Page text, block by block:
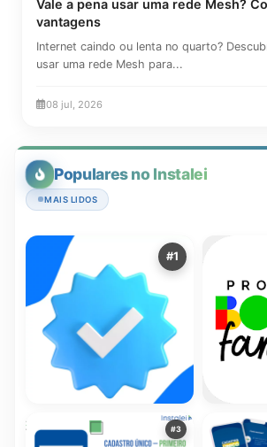
Vale a pena usar uma rede Mesh?
vantagens
Internet caindo ou lenta no quarto?
usar uma rede Mesh para...
08 jul, 2026
Populares no Instalei
MAIS LIDOS
#1
RECOMENDADOR
Aplicativos do
Um
do Bolsa
#3